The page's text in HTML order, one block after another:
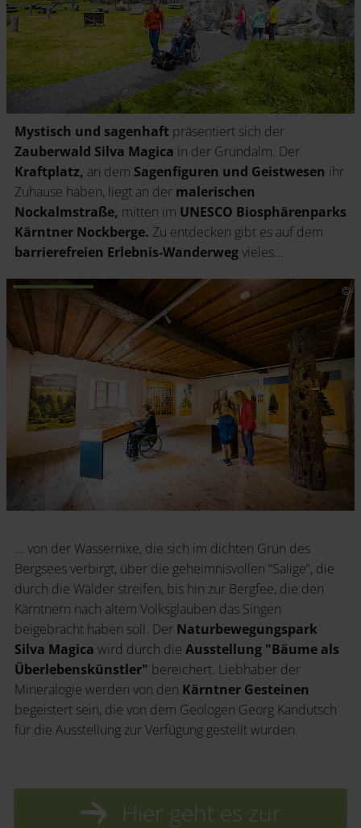
Mystisch und sagenhaft präsentiert sich der
Zauberwald Silva Magica in der Grundalm. Der
Kraftplatz, an dem Sagenfiguren und Geistwesen ihr
Zuhause haben, liegt an der malerischen
Nockalmstraße, mitten im UNESCO Biosphärenparks
Kärntner Nockberge. Zu entdecken gibt es auf dem
barrierefreien Erlebnis-Wanderwegvieles...
.
... von der Wassernixe, die sich im dichten Grün des
Bergsees verbirgt, über die geheimnisvollen “Salige”, die
durch die Wälder streifen, bis hin zur Bergfee, die den
Kärntnern nach altem Volksglauben das Singen
beigebracht haben soll. Der Naturbewegungspark
Silva Magica wird durch die Ausstellung "Bäume als
Überlebenskünstler" bereichert. Liebhaber der
Mineralogie werden von den Kärntner Gesteinen
begeistert sein, die von dem Geologen Georg Kandutsch
für die Ausstellung zur Verfügung gestellt wurden.
Hier geht es zur